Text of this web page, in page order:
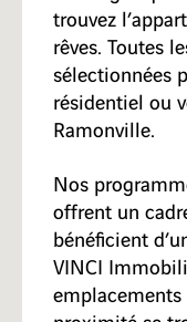
trouvez
rêves. Toutes
sélectionnées
résidentiel ou
Ramonville.
Nos
offrent un
bénéficient
VINCI
emplacements